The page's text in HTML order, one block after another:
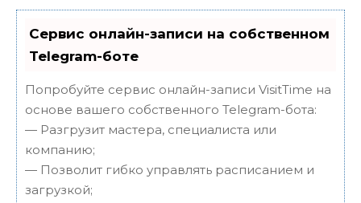
Сервис онлайн-записи на собственном
Telegram-боте
Попробуйте сервис онлайн-записи VisitTime на
основе вашего собственного Telegram-бота:
— Разгрузит мастера, специалиста или
компанию;
— Позволит гибко управлять расписанием и
загрузкой;